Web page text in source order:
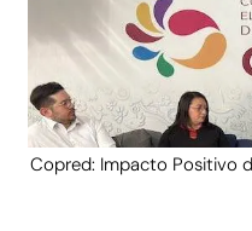
Copred: Impacto Positivo